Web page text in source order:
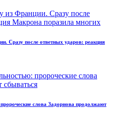
Сразу после ответных ударов: реакция
слова Задорнова продолжают